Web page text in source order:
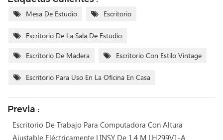
Mesa De Estudio Escritorio
Escritorio De La Sala De Estudio
Escritorio De Madera Escritorio Con Estilo Vintage
Escritorio Para Uso En La Oficina En Casa
Previa :
Escritorio De Trabajo Para Computadora Con Altura
Ajustable Eléctricamente LINSY De 1,4 M LH299V1-A